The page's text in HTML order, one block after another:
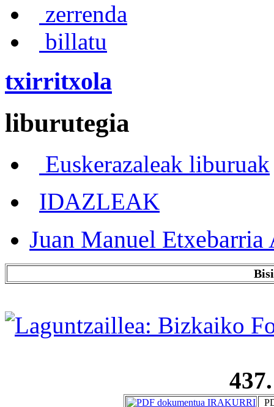
zerrenda
billatu
txirritxola
liburutegia
Euskerazaleak liburuak
IDAZLEAK
Juan Manuel Etxebarria